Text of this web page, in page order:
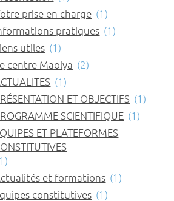
prise en charge (1)
pratiques (1)
utiles (1)
centre Maolya (2)
(1)
ET OBJECTIFS (1)
SCIENTIFIQUE (1)
ET PLATEFORMES
et formations (1)
constitutives (1)